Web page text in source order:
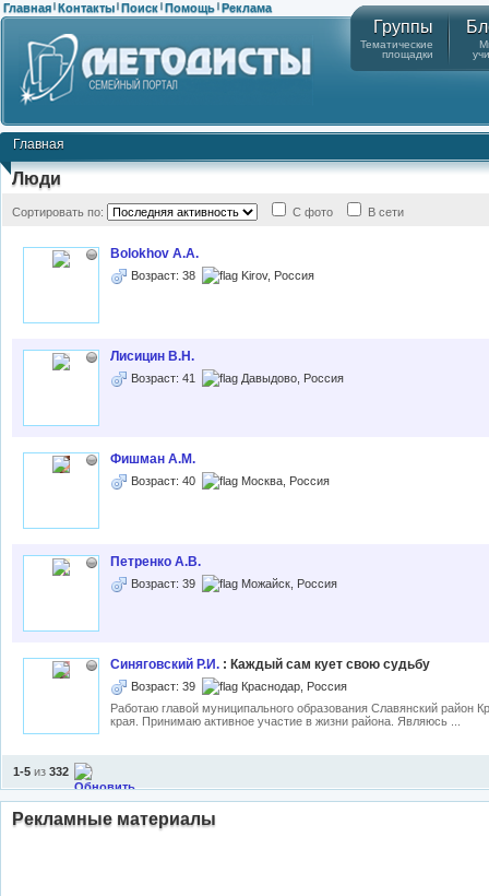
Главная | Контакты | Поиск | Помощь | Реклама
Группы
Тематические
площадки
Главная
Люди
Сортировать по: С фото В сети
Bolokhov A.A.
Возраст: 38 Kirov, Россия
Лисицин В.Н.
Возраст: 41 Давыдово, Россия
Фишман А.М.
Возраст: 40 Москва, Россия
Петренко А.В.
Возраст: 39 Можайск, Россия
Синяговский Р.И. : Каждый сам кует свою судьбу
Возраст: 39
Краснодар, Россия
Работаю главой муниципального образования Славянский район
края. Принимаю активное участие в жизни района. Являюсь ...
1-5 из 332
Рекламные материалы